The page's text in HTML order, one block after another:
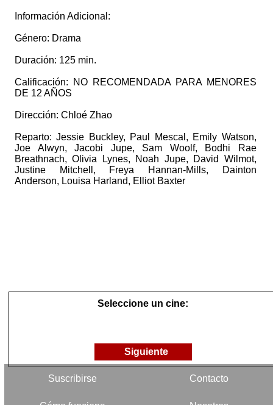
Información Adicional:
Género: Drama
Duración: 125 min.
Calificación: NO RECOMENDADA PARA MENORES
DE 12 AÑOS
Dirección: Chloé Zhao
Reparto: Jessie Buckley, Paul Mescal, Emily Watson,
Joe Alwyn, Jacobi Jupe, Sam Woolf, Bodhi Rae
Breathnach, Olivia Lynes, Noah Jupe, David Wilmot,
Justine Mitchell, Freya Hannan-Mills, Dainton
Anderson, Louisa Harland, Elliot Baxter
Seleccione un cine:
Siguiente
Suscribirse Contacto